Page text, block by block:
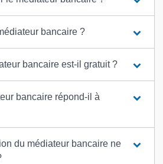
bancaire ?
bancaire est-il gratuit ?
bancaire répond-il à
du médiateur bancaire ne